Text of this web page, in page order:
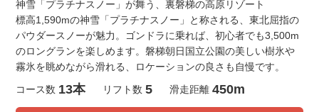
神雪「プラチナスノー」が舞う、裏磐梯の高原リゾート
標高1,590mの神雪「プラチナスノー」と称される、東北屈指の
パウダースノーが魅力。ゴンドラに乗れば、初心者でも3,500m
のロングランを楽しめます。磐梯朝日国立公園の美しい樹氷や
霧氷を眺めながら滑れる、ロケーションの良さも自慢です。
コース数 13本 リフト数 5 滑走距離 450m